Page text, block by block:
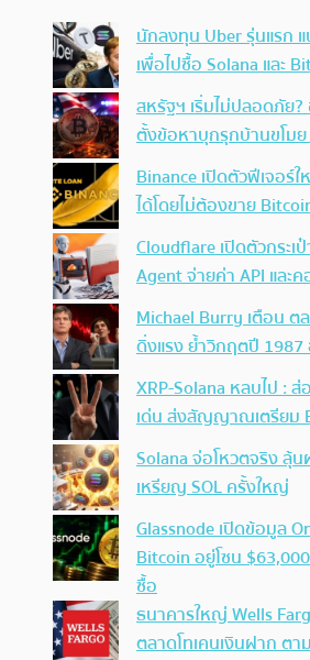
นักลงทุน Uber รุ่นแรก แ
เพื่อไปซื้อ Solana และ
สหรัฐฯ เริ่มไม่ปลอดภัย
ตั้งข้อหาบุกรุกบ้านขโม
Binance เปิดตัวฟีเจอร์
ได้โดยไม่ต้องขาย
Cloudflare เปิดตัวกระเ
Agent จ่ายค่า API และ
Michael Burry เตือน ต
ดิ่งแรง ย้ำวิกฤตปี 1987
XRP-Solana หลบไป :
เด่น ส่งสัญญาณเตรียม
Solana จ่อโหวตจริง ลุ้
เหรียญ SOL ครั้งใหญ่
Glassnode เปิดข้อมูล
Bitcoin อยู่โซน
ซื้อ
ธนาคารใหญ่ Wells
ตลาดโทเคนเงินฝาก ต